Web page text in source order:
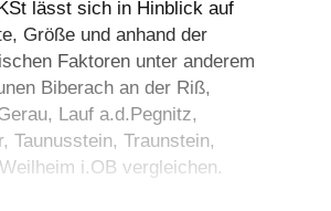
lässt sich in Hinblick auf
Größe und anhand der
Faktoren unter anderem
Biberach an der Riß,
, Lauf a.d.Pegnitz,
, Taunusstein, Traunstein,
Weilheim i.OB vergleichen.